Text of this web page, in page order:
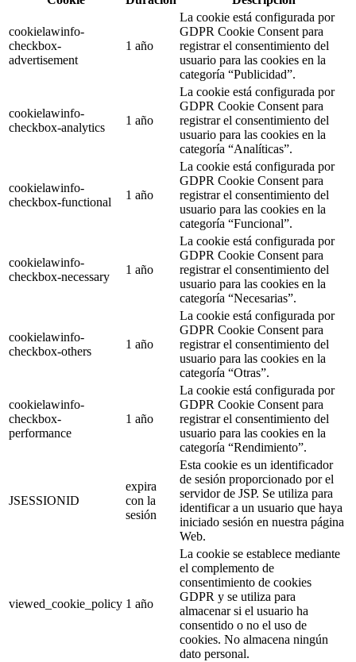
cookielawinfo-
checkbox-
advertisement
1 año
La cookie está configurada por
GDPR Cookie Consent para
registrar el consentimiento del
usuario para las cookies en la
categoría “Publicidad”.
cookielawinfo-
checkbox-analytics
1 año
La cookie está configurada por
GDPR Cookie Consent para
registrar el consentimiento del
usuario para las cookies en la
categoría “Analíticas”.
cookielawinfo-
checkbox-functional
1 año
La cookie está configurada por
GDPR Cookie Consent para
registrar el consentimiento del
usuario para las cookies en la
categoría “Funcional”.
cookielawinfo-
checkbox-necessary
1 año
La cookie está configurada por
GDPR Cookie Consent para
registrar el consentimiento del
usuario para las cookies en la
categoría “Necesarias”.
cookielawinfo-
checkbox-others
1 año
La cookie está configurada por
GDPR Cookie Consent para
registrar el consentimiento del
usuario para las cookies en la
categoría “Otras”.
cookielawinfo-
checkbox-
performance
1 año
La cookie está configurada por
GDPR Cookie Consent para
registrar el consentimiento del
usuario para las cookies en la
categoría “Rendimiento”.
JSESSIONID
expira
con la
sesión
Esta cookie es un identificador
de sesión proporcionado por el
servidor de JSP. Se utiliza para
identificar a un usuario que haya
iniciado sesión en nuestra página
Web.
viewed_cookie_policy 1 año
La cookie se establece mediante
el complemento de
consentimiento de cookies
GDPR y se utiliza para
almacenar si el usuario ha
consentido o no el uso de
cookies. No almacena ningún
dato personal.